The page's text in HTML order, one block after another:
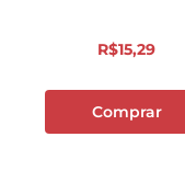
R$15,29
Comprar